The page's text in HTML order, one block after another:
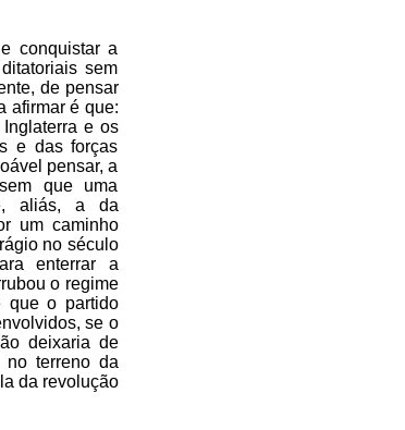
conquistar a
sem
de pensar
afirmar é que:
e os
e das forças
pensar, a
que uma
aliás, a da
um caminho
no século
enterrar a
o regime
que o partido
se o
deixaria de
no terreno da
da revolução